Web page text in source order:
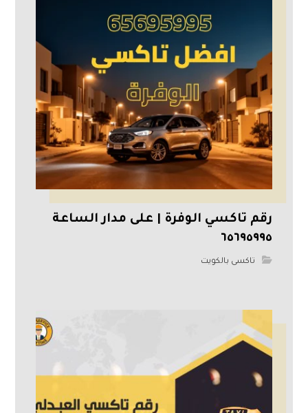
رقم تاكسي الوفرة | على مدار الساعة
٦٥٦٩٥٩٩٥
تاكسى بالكويت